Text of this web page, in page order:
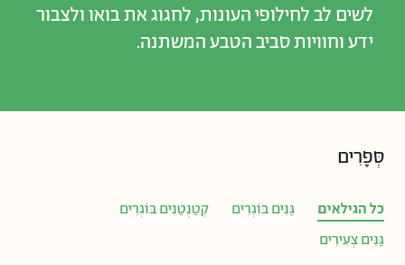
לשים לב לחילופי העונות, לחגוג את בואו ולצבור
ידע וחוויות סביב הטבע המשתנה.
סְּפָרִים
כל הגילאים גַּנִּים בּוֹגְרִים
קְטַנְטַנִּים בּוֹגְרִים
גַּנִּים צְעִירִים